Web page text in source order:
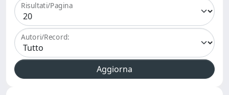
Risultati/Pagina
Autori/Record: